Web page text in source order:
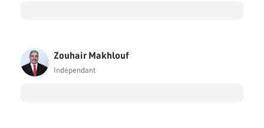
Zouhair Makhlouf
Indépendant